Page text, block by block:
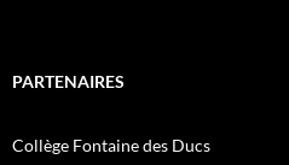
PARTENAIRES
Collège Fontaine des Ducs